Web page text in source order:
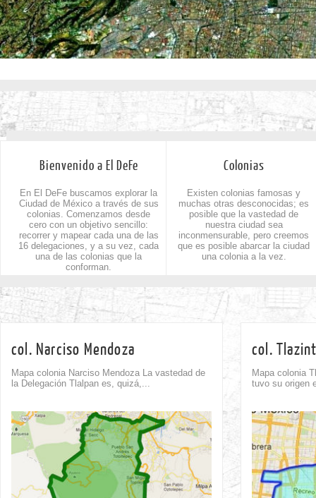
Bienvenido a El DeFe
En El DeFe buscamos explorar la
Ciudad de México a través de sus
colonias. Comenzamos desde
cero con un objetivo sencillo:
recorrer y mapear cada una de las
16 delegaciones, y a su vez, cada
una de las colonias que la
conforman.
Colonias
Existen colonias famosas y
muchas otras desconocidas; es
posible que la vastedad de
nuestra ciudad sea
inconmensurable, pero creemos
que es posible abarcar la ciudad
una colonia a la vez.
col. Narciso Mendoza
Mapa colonia Narciso Mendoza La vastedad de
la Delegación Tlalpan es, quizá,...
col.
Mapa colonia
tuvo su origen
0
Comment